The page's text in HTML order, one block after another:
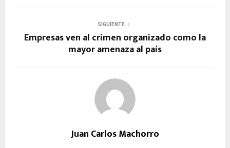
SIGUIENTE
Empresas ven al crimen organizado como la
mayor amenaza al país
Juan Carlos Machorro